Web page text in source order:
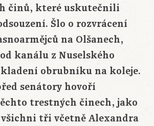
činů, které uskutečnili
Šlo o rozvrácení
na Olšanech,
kanálu z Nuselského
obrubníku na koleje.
senátory hovoří
trestných činech, jako
tři včetně Alexandra